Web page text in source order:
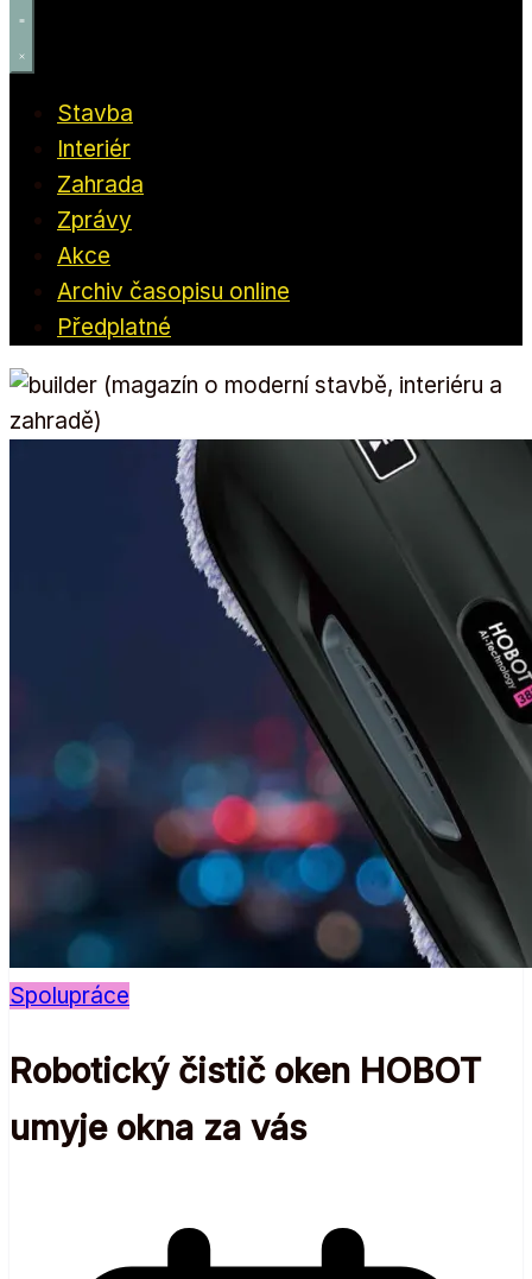
Stavba
Interiér
Zahrada
Zprávy
Akce
Archiv časopisu online
Předplatné
Spolupráce
Robotický čistič oken HOBOT
umyje okna za vás